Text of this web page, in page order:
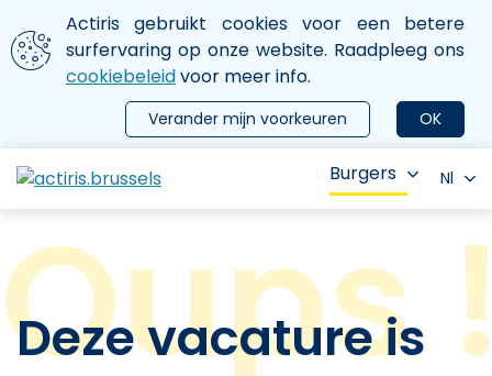
Aller au contenu principal
We gebruiken cookies
Actiris gebruikt cookies voor een betere
surfervaring op onze website. Raadpleeg ons
cookiebeleidvoor meer info.
OK
Verander mijn voorkeuren
le menu
Burgers Nl
Deze vacature is